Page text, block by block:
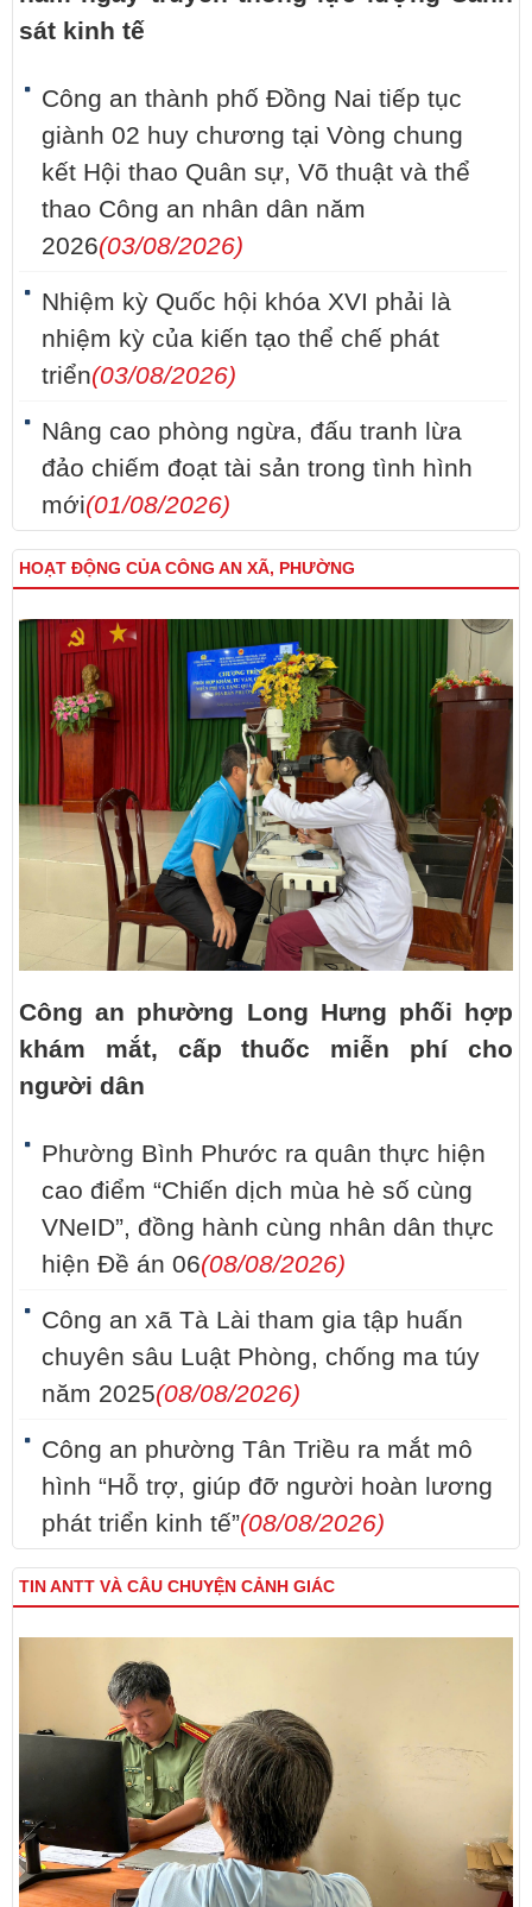
sát kinh tế
Công an thành phố Đồng Nai tiếp tục
giành 02 huy chương tại Vòng chung
kết Hội thao Quân sự, Võ thuật và thể
thao Công an nhân dân năm
2026(03/08/2026)
Nhiệm kỳ Quốc hội khóa XVI phải là
nhiệm kỳ của kiến tạo thể chế phát
triển(03/08/2026)
Nâng cao phòng ngừa, đấu tranh lừa
đảo chiếm đoạt tài sản trong tình hình
mới(01/08/2026)
HOẠT ĐỘNG CỦA CÔNG AN XÃ, PHƯỜNG
Công an phường Long Hưng phối hợp
khám mắt, cấp thuốc miễn phí cho
người dân
Phường Bình Phước ra quân thực hiện
cao điểm “Chiến dịch mùa hè số cùng
VNeID”, đồng hành cùng nhân dân thực
hiện Đề án 06(08/08/2026)
Công an xã Tà Lài tham gia tập huấn
chuyên sâu Luật Phòng, chống ma túy
năm 2025(08/08/2026)
Công an phường Tân Triều ra mắt mô
hình “Hỗ trợ, giúp đỡ người hoàn lương
phát triển kinh tế”(08/08/2026)
TIN ANTT VÀ CÂU CHUYỆN CẢNH GIÁC